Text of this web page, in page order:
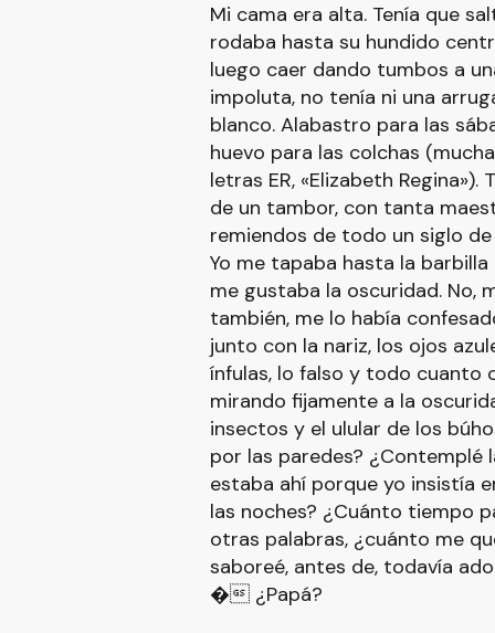
Mi cama era alta. Tenía que
rodaba hasta su hundido
luego caer dando tumbos a
impoluta, no tenía ni una
blanco. Alabastro para las
huevo para las colchas
letras ER, «Elizabeth
de un tambor, con tanta
remiendos de todo un siglo
Yo me tapaba hasta la
me gustaba la oscuridad. No,
también, me lo había
junto con la nariz, los ojos
ínfulas, lo falso y todo cuanto
mirando fijamente a la
insectos y el ulular de los
por las paredes? ¿Contemplé
estaba ahí porque yo insistía
las noches? ¿Cuánto tiempo
otras palabras, ¿cuánto me
saboreé, antes de, todavía
� ¿Papá?